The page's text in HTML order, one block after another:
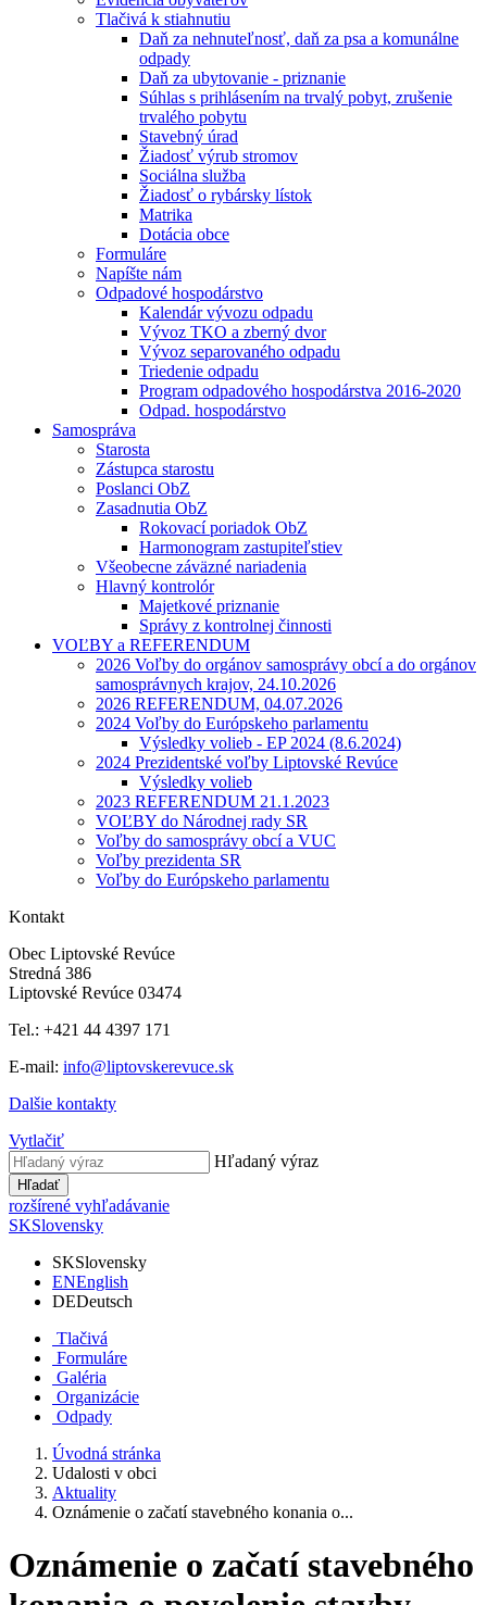
Tlačivá k stiahnutiu
Daň za nehnuteľnosť, daň za psa a komunálne
odpady
Daň za ubytovanie - priznanie
Súhlas s prihlásením na trvalý pobyt, zrušenie
trvalého pobytu
Stavebný úrad
Žiadosť výrub stromov
Sociálna služba
Žiadosť o rybársky lístok
Matrika
Dotácia obce
Formuláre
Napíšte nám
Odpadové hospodárstvo
Kalendár vývozu odpadu
Vývoz TKO a zberný dvor
Vývoz separovaného odpadu
Triedenie odpadu
Program odpadového hospodárstva 2016-2020
Odpad. hospodárstvo
Samospráva
Starosta
Zástupca starostu
Poslanci ObZ
Zasadnutia ObZ
Rokovací poriadok ObZ
Harmonogram zastupiteľstiev
Všeobecne záväzné nariadenia
Hlavný kontrolór
Majetkové priznanie
Správy z kontrolnej činnosti
VOĽBY a REFERENDUM
2026 Voľby do orgánov samosprávy obcí a do orgánov
samosprávnych krajov, 24.10.2026
2026 REFERENDUM, 04.07.2026
2024 Voľby do Európskeho parlamentu
Výsledky volieb - EP 2024 (8.6.2024)
2024 Prezidentské voľby Liptovské Revúce
Výsledky volieb
2023 REFERENDUM 21.1.2023
VOĽBY do Národnej rady SR
Voľby do samosprávy obcí a VUC
Voľby prezidenta SR
Voľby do Európskeho parlamentu
Kontakt
Obec Liptovské Revúce
Stredná 386
Liptovské Revúce 03474
Tel.: +421 44 4397 171
E-mail: info@liptovskerevuce.sk
Dalšie kontakty
Vytlačiť
Hľadaný výraz
Hľadať
rozšírené vyhľadávanie
SKSlovensky
SKSlovensky
ENEnglish
DEDeutsch
Tlačivá
Formuláre
Galéria
Organizácie
Odpady
Úvodná stránka
Udalosti v obci
Aktuality
Oznámenie o začatí stavebného konania o...
Oznámenie o začatí stavebného